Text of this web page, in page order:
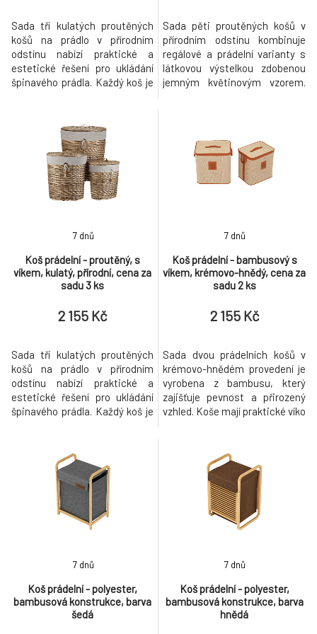
Sada tří kulatých proutěných
košů na prádlo v přírodním
odstínu nabízí praktické a
estetické řešení pro ukládání
špinavého prádla. Každý koš je
zabraňuje šíření pachů.
Proutěné provedení zajišťuje
dostatečnou pevnost a
zároveň umožňuje cirkulaci
vzduchu, což přispívá k lepší
hygieně. L
Sada pěti proutěných košů v
přírodním odstínu kombinuje
regálové a prádelní varianty s
látkovou výstelkou zdobenou
jemným květinovým vzorem.
údržbu. Látková vložka je
odnímatelná a zajišťuje
ochranu uložených věcí,
přičemž stahovací šňůrka s
Koš prádelní - proutěný, s
víkem, kulatý, přírodní, cena za
sadu 3 ks
7 dnů
2 155 Kč
Sada tří kulatých proutěných
košů na prádlo v přírodním
odstínu nabízí praktické a
estetické řešení pro ukládání
špinavého prádla. Každý koš je
vložkou, která chrání prádlo a
usnadňuje údržbu. Proutěné
provedení zajišťuje pevnost a
zároveň přirozený vzhled, který
se hodí do různých i
Koš prádelní - bambusový s
víkem, krémovo-hnědý, cena za
sadu 2 ks
7 dnů
2 155 Kč
Sada dvou prádelních košů v
krémovo-hnědém provedení je
vyrobena z bambusu, který
zajišťuje pevnost a přirozený
vzhled. Koše mají praktické víko
pohodlné přenášení. Jejich tvar
je navržen tak, aby efektivně
využil prostor a zároveň
umožnil snadné skladování
prádla. Povrch bambusu je
Koš prádelní - polyester,
bambusová konstrukce, barva
šedá
7 dnů
Koš prádelní - polyester,
bambusová konstrukce, barva
hnědá
7 dnů